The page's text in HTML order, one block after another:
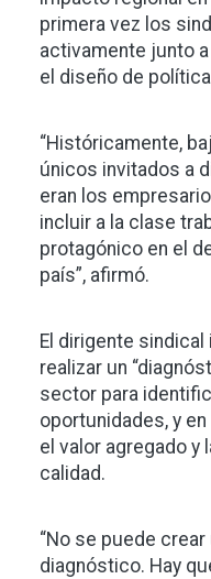
primera vez los
activamente junto
el diseño de
“Históricamente,
únicos invitados a
eran los
incluir a la clase
protagónico en el
país”, afirmó.
El dirigente
realizar un
sector para
oportunidades, y
el valor agregado y
calidad.
“No se puede
diagnóstico. Hay